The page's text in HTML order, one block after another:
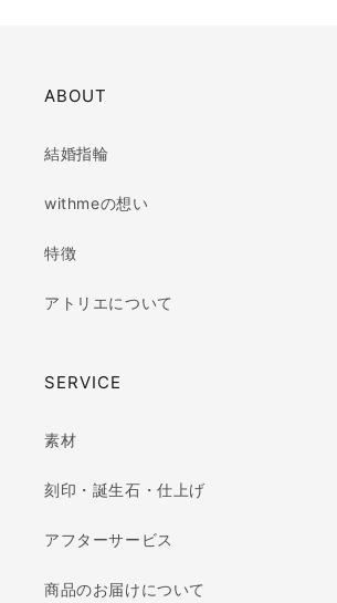
ABOUT
結婚指輪
withmeの想い
特徴
アトリエについて
SERVICE
素材
刻印・誕生石・仕上げ
アフターサービス
商品のお届けについて